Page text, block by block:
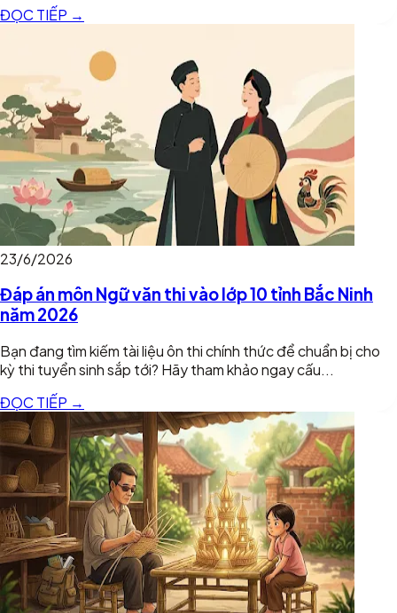
ĐỌC TIẾP →
23/6/2026
Đáp án môn Ngữ văn thi vào lớp 10 tỉnh Bắc Ninh
năm 2026
Bạn đang tìm kiếm tài liệu ôn thi chính thức để chuẩn bị cho
kỳ thi tuyển sinh sắp tới? Hãy tham khảo ngay cấu...
ĐỌC TIẾP →